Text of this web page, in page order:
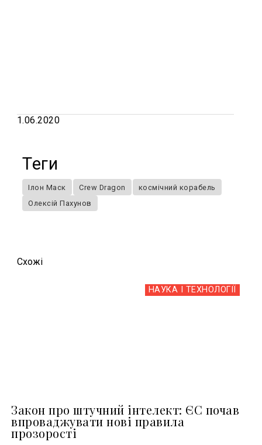
1.06.2020
Теги
Ілон Маск Crew Dragon
космічний корабель
Олексій Пахунов
Схожi
НАУКА І ТЕХНОЛОГІЇ
Закон про штучний інтелект: ЄС почав
впроваджувати нові правила
прозорості